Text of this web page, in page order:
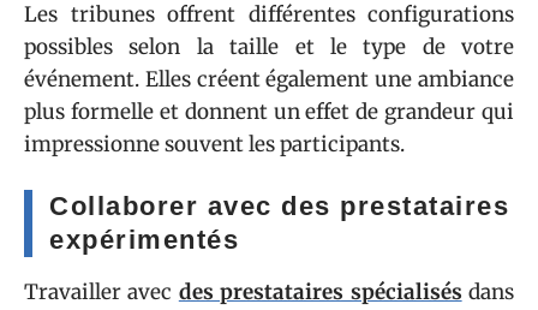
Les tribunes offrent différentes configurations
possibles selon la taille et le type de votre
événement. Elles créent également une ambiance
plus formelle et donnent un effet de grandeur qui
impressionne souvent les participants.
Collaborer avec des prestataires
expérimentés
Travailler avec des prestataires spécialisés dans